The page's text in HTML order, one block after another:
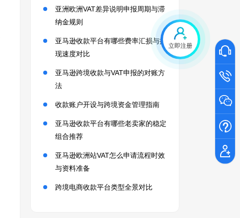
立即注册
亚洲欧洲VAT差异说明申报周期与滞
纳金规则
亚马逊收款平台有哪些费率汇损与提
现速度对比
亚马逊跨境收款与VAT申报的对账方
法
收款账户开设与跨境资金管理指南
亚马逊收款平台有哪些老卖家的稳定
组合推荐
亚马逊欧洲站VAT怎么申请流程时效
与资料准备
跨境电商收款平台类型全景对比